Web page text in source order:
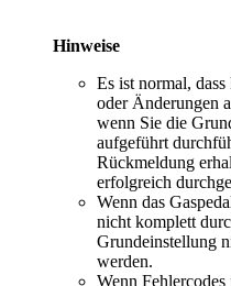
Hinweise
Es ist normal,
oder Änderungen
wenn Sie die
aufgeführt
Rückmeldung
erfolgreich
Wenn das
nicht komplett
Grundeinstellung
werden.
Wenn